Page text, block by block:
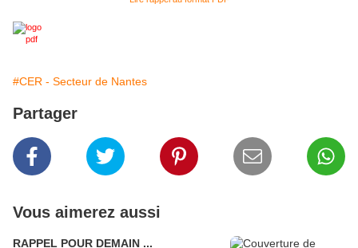
#CER - Secteur de Nantes
Partager
Vous aimerez aussi
RAPPEL POUR DEMAIN ...